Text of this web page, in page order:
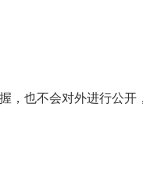
也不会对外进行公开